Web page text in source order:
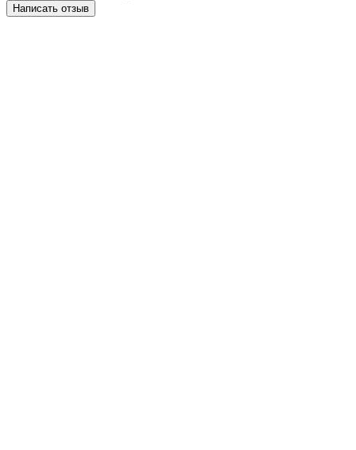
Написать отзыв